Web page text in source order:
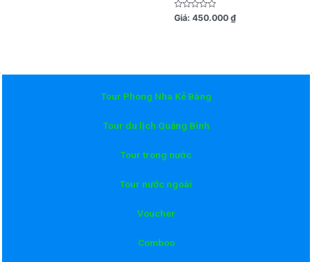
Được
xếp
Giá: 450.000₫
Tour Phong Nha Kẻ Bàng
Tour du lịch Quảng Bình
Tour trong nước
Tour nước ngoài
Voucher
Comboo